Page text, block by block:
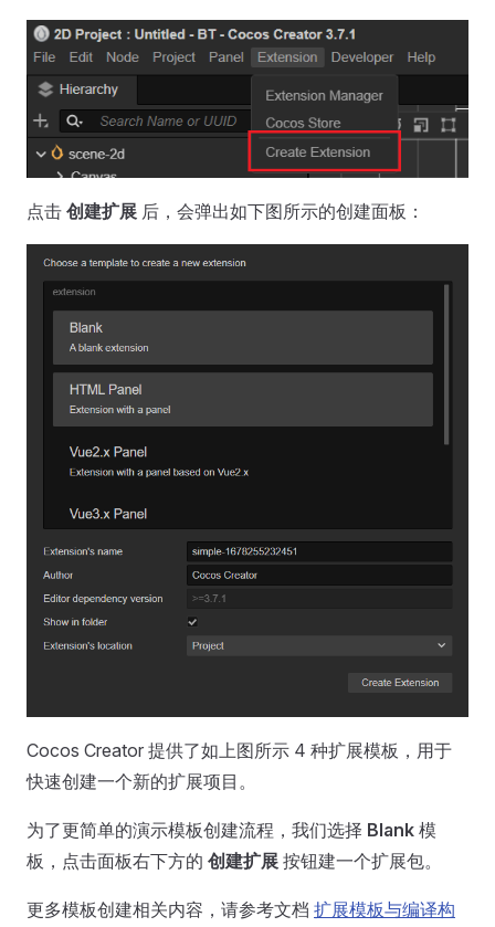
点击 创建扩展 后，会弹出如下图所示的创建面板：
Cocos Creator 提供了如上图所示 4 种扩展模板，用于
快速创建一个新的扩展项目。
为了更简单的演示模板创建流程，我们选择 Blank 模
板，点击面板右下方的 创建扩展 按钮建一个扩展包。
更多模板创建相关内容，请参考文档 扩展模板与编译构